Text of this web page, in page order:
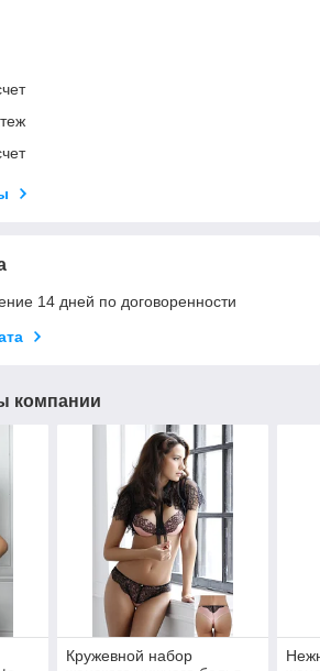
14 дней по договоренности
компании
Кружевной набор